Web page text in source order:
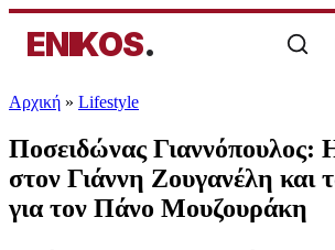
ENIKOS.
Αρχική » Lifestyle
Ποσειδώνας Γιαννόπουλος:
στον Γιάννη Ζουγανέλη και
για τον Πάνο Μουζουράκη